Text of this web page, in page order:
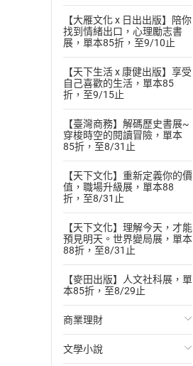
【大雁文化 x 日出出版】陪你
找到情緒出口，心理勵志書
展，單本85折，至9/10止
【天下生活 x 康健出版】享受
自己喜歡的生活，單本85
折，至9/15止
【臺灣商務】解碼歷史書展~
穿梭時空的閱讀冒險，單本
85折，至8/31止
【天下文化】重新定義你的價
值，職場升級展，單本88
折，至8/31止
【天下文化】理解今天，才能
預見明天。世界變局展，單本
88折，至8/31止
【麥田出版】人文社科展，單
本85折，至8/29止
商業理財
投資理財
文學小說